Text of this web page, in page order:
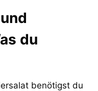
du
benötigst du